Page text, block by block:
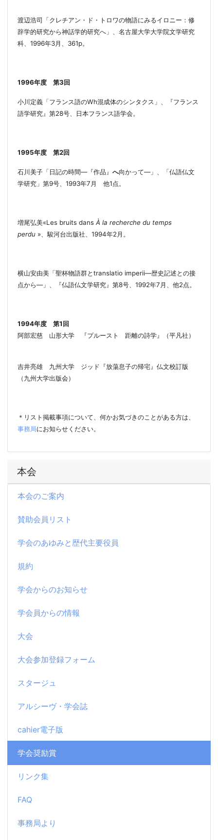
本会
本会のご案内
賛助会員リスト
学会のあゆみと歴代主要役員
規約
学会からのお知らせ
学会員からの情報
大会
大会参加登録フォーム
スタージュ
アルシーヴ・学会誌
cahier電子版
学会奨励賞
リンク集
FAQ
事務局より
渡辺浩司「クレチアン・ド・トロワの物語にみるイロニー：修
辞学的研究から神話学的研究へ」、名古屋大学大学院文学研究
科、 1996年3月、 361p。
1996年度 第3回
小川定義「フランス語のWh混成体のシンタクス」、『フランス
語学研究』第28号、 日本フランス語学会。
1995年度 第2回
石川美子「日記の時間―『作品』 へ向かって―」、「仏語仏文
学研究」第9号、 1993年7 月 他1点。
増尾弘美«Les bruits dans À la recherche du temps
perdu » 、駿河台出版社、 1994年2 月。
横山安由美「聖杯物語群とtranslatio imperii―歴史記述との接
点から―」、『仏語仏文学研究』第8号、 1992年7 月、他2点。
1994年度 第1回
阿部宏慈 山形大学 『プルースト 距離の詩学』（平凡社）
吉井亮雄 九州大学 ジッド『放蕩息子の帰宅』仏文校訂版
（九州大学出版会）
＊リスト掲載事項について、何かお気づきのことがある方は、
事務局にお知らせください。